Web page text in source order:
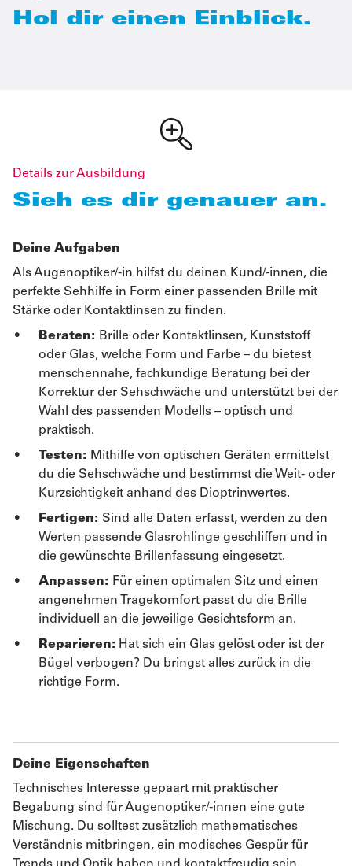
Hol dir einen Einblick.
Details zur Ausbildung
Sieh es dir genauer an.
Deine Aufgaben
Als Augenoptiker/-in hilfst du deinen Kund/-innen, die
perfekte Sehhilfe in Form einer passenden Brille mit
Stärke oder Kontaktlinsen zu finden.
Beraten: Brille oder Kontaktlinsen, Kunststoff
oder Glas, welche Form und Farbe – du bietest
menschennahe, fachkundige Beratung bei der
Korrektur der Sehschwäche und unterstützt bei der
Wahl des passenden Modells – optisch und
praktisch.
Testen: Mithilfe von optischen Geräten ermittelst
du die Sehschwäche und bestimmst die Weit- oder
Kurzsichtigkeit anhand des Dioptrinwertes.
Fertigen: Sind alle Daten erfasst, werden zu den
Werten passende Glasrohlinge geschliffen und in
die gewünschte Brillenfassung eingesetzt.
Anpassen: Für einen optimalen Sitz und einen
angenehmen Tragekomfort passt du die Brille
individuell an die jeweilige Gesichtsform an.
Reparieren: Hat sich ein Glas gelöst oder ist der
Bügel verbogen? Du bringst alles zurück in die
richtige Form.
Deine Eigenschaften
Technisches Interesse gepaart mit praktischer
Begabung sind für Augenoptiker/-innen eine gute
Mischung. Du solltest zusätzlich mathematisches
Verständnis mitbringen, ein modisches Gespür für